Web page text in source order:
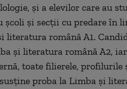
şi a elevilor care au
şi secţii cu predare în
literatura română A1.
şi literatura română A2,
toate filierele, profilurile
proba la Limba şi